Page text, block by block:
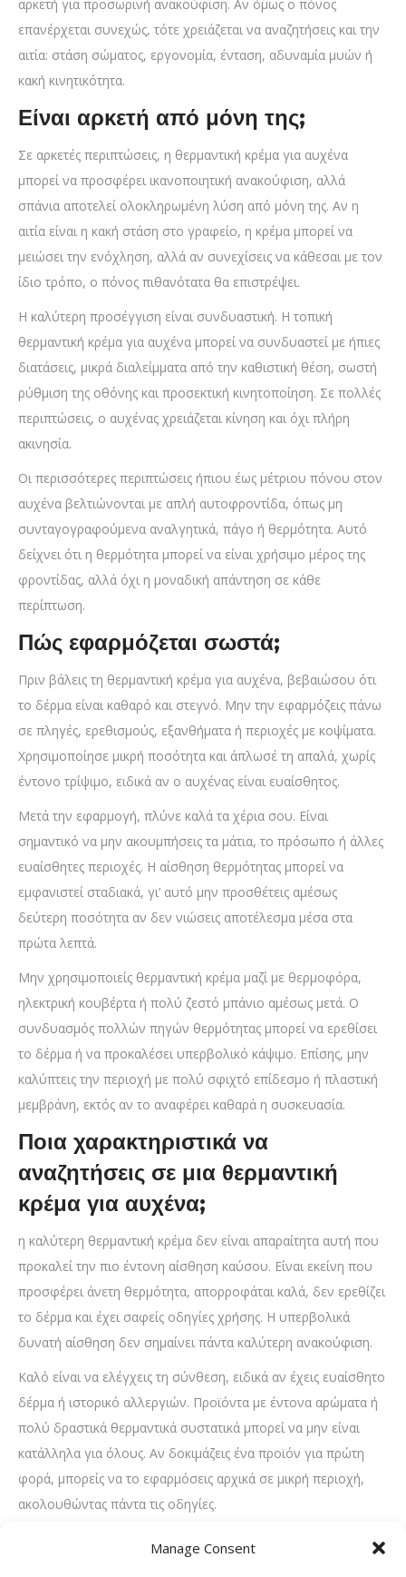
Manage Consent
αρκετή για προσωρινή ανακούφιση. Αν όμως ο πόνος
επανέρχεται συνεχώς, τότε χρειάζεται να αναζητήσεις και την
αιτία: στάση σώματος, εργονομία, ένταση, αδυναμία μυών ή
κακή κινητικότητα.
Είναι αρκετή από μόνη της;
Σε αρκετές περιπτώσεις, η θερμαντική κρέμα για αυχένα
μπορεί να προσφέρει ικανοποιητική ανακούφιση, αλλά
σπάνια αποτελεί ολοκληρωμένη λύση από μόνη της. Αν η
αιτία είναι η κακή στάση στο γραφείο, η κρέμα μπορεί να
μειώσει την ενόχληση, αλλά αν συνεχίσεις να κάθεσαι με τον
ίδιο τρόπο, ο πόνος πιθανότατα θα επιστρέψει.
Η καλύτερη προσέγγιση είναι συνδυαστική. Η τοπική
θερμαντική κρέμα για αυχένα μπορεί να συνδυαστεί με ήπιες
διατάσεις, μικρά διαλείμματα από την καθιστική θέση, σωστή
ρύθμιση της οθόνης και προσεκτική κινητοποίηση. Σε πολλές
περιπτώσεις, ο αυχένας χρειάζεται κίνηση και όχι πλήρη
ακινησία.
Οι περισσότερες περιπτώσεις ήπιου έως μέτριου πόνου στον
αυχένα βελτιώνονται με απλή αυτοφροντίδα, όπως μη
συνταγογραφούμενα αναλγητικά, πάγο ή θερμότητα. Αυτό
δείχνει ότι η θερμότητα μπορεί να είναι χρήσιμο μέρος της
φροντίδας, αλλά όχι η μοναδική απάντηση σε κάθε
περίπτωση.
Πώς εφαρμόζεται σωστά;
Πριν βάλεις τη θερμαντική κρέμα για αυχένα, βεβαιώσου ότι
το δέρμα είναι καθαρό και στεγνό. Μην την εφαρμόζεις πάνω
σε πληγές, ερεθισμούς, εξανθήματα ή περιοχές με κοψίματα.
Χρησιμοποίησε μικρή ποσότητα και άπλωσέ τη απαλά, χωρίς
έντονο τρίψιμο, ειδικά αν ο αυχένας είναι ευαίσθητος.
Μετά την εφαρμογή, πλύνε καλά τα χέρια σου. Είναι
σημαντικό να μην ακουμπήσεις τα μάτια, το πρόσωπο ή άλλες
ευαίσθητες περιοχές. Η αίσθηση θερμότητας μπορεί να
εμφανιστεί σταδιακά, γι’ αυτό μην προσθέτεις αμέσως
δεύτερη ποσότητα αν δεν νιώσεις αποτέλεσμα μέσα στα
πρώτα λεπτά.
Μην χρησιμοποιείς θερμαντική κρέμα μαζί με θερμοφόρα,
ηλεκτρική κουβέρτα ή πολύ ζεστό μπάνιο αμέσως μετά. Ο
συνδυασμός πολλών πηγών θερμότητας μπορεί να ερεθίσει
το δέρμα ή να προκαλέσει υπερβολικό κάψιμο. Επίσης, μην
καλύπτεις την περιοχή με πολύ σφιχτό επίδεσμο ή πλαστική
μεμβράνη, εκτός αν το αναφέρει καθαρά η συσκευασία.
Ποια χαρακτηριστικά να
αναζητήσεις σε μια θερμαντική
κρέμα για αυχένα;
η καλύτερη θερμαντική κρέμα δεν είναι απαραίτητα αυτή που
προκαλεί την πιο έντονη αίσθηση καύσου. Είναι εκείνη που
προσφέρει άνετη θερμότητα, απορροφάται καλά, δεν ερεθίζει
το δέρμα και έχει σαφείς οδηγίες χρήσης. Η υπερβολικά
δυνατή αίσθηση δεν σημαίνει πάντα καλύτερη ανακούφιση.
Καλό είναι να ελέγχεις τη σύνθεση, ειδικά αν έχεις ευαίσθητο
δέρμα ή ιστορικό αλλεργιών. Προϊόντα με έντονα αρώματα ή
πολύ δραστικά θερμαντικά συστατικά μπορεί να μην είναι
κατάλληλα για όλους. Αν δοκιμάζεις ένα προϊόν για πρώτη
φορά, μπορείς να το εφαρμόσεις αρχικά σε μικρή περιοχή,
ακολουθώντας πάντα τις οδηγίες.
Σημαντικό είναι επίσης να επιλέξεις προϊόν που ταιριάζει στη